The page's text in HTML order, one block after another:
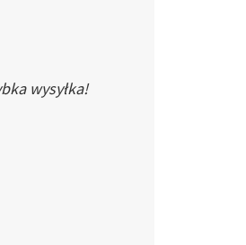
wysyłka!